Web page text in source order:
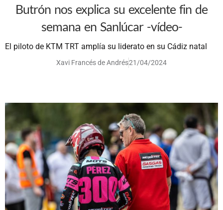
Butrón nos explica su excelente fin de
semana en Sanlúcar -vídeo-
El piloto de KTM TRT amplía su liderato en su Cádiz natal
Xavi Francés de Andrés21/04/2024